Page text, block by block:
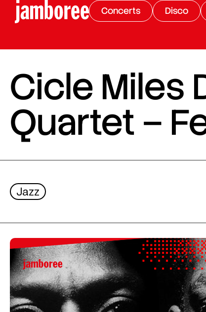
Concerts Disco
Cicle Miles
Quartet –
Jazz